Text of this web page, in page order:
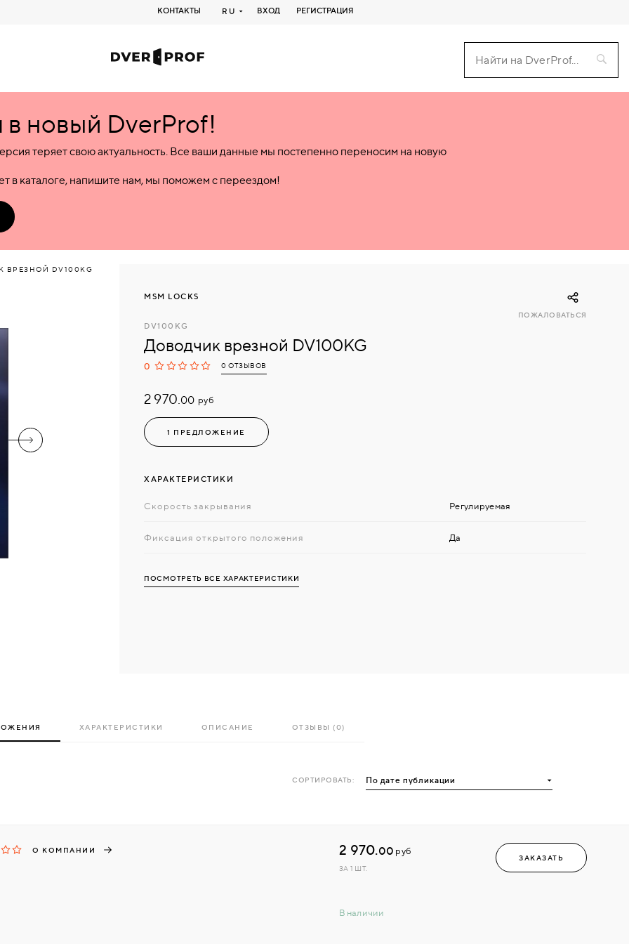
КОНТАКТЫ RU ВХОД РЕГИСТРАЦИЯ
новый DverProf!
теряет свою актуальность. Все ваши данные мы постепенно переносим на новую
в каталоге, напишите нам, мы поможем с переездом!
ВРЕЗНОЙ DV100KG
MSM LOCKS
DV100KG
Доводчик врезной DV100KG
0 0 ОТЗЫВОВ
2 970.00 руб
1 ПРЕДЛОЖЕНИЕ
ПОЖАЛОВАТЬСЯ
ХАРАКТЕРИСТИКИ
Скорость закрывания Регулируемая
Фиксация открытого положения Да
ПОСМОТРЕТЬ ВСЕ ХАРАКТЕРИСТИКИ
ХАРАКТЕРИСТИКИ ОПИСАНИЕ ОТЗЫВЫ (0)
СОРТИРОВАТЬ:
О КОМПАНИИ
В наличии
2 970.00 руб
ЗА 1 ШТ.
ЗАКАЗАТЬ